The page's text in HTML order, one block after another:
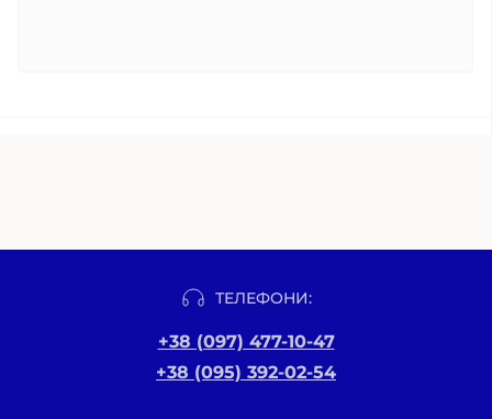
ТЕЛЕФОНИ:
+38 (097) 477-10-47
+38 (095) 392-02-54